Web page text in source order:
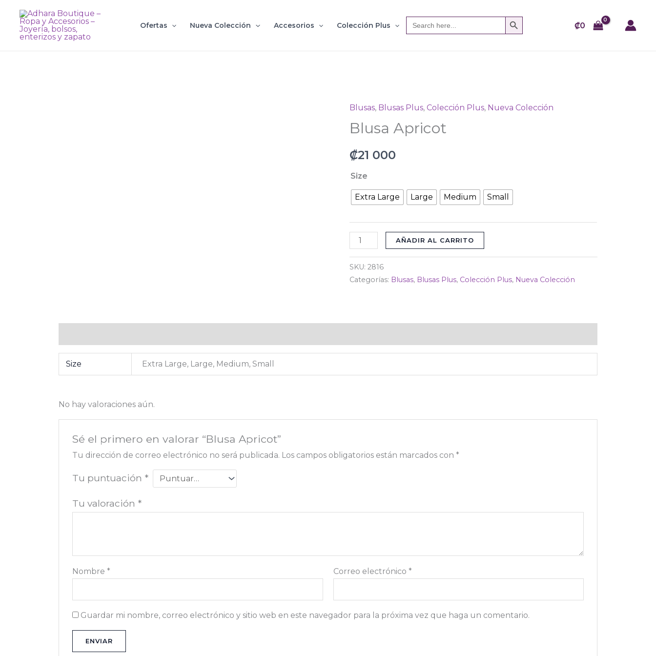
contenido
Ofertas Nueva Colección Accesorios Colección Plus
Search
for:
SEARCH BUTTON
₡0
Blusas, Blusas Plus,Colección Plus, Nueva Colección
Blusa Apricot
₡21 000
Size
Extra Large Large Medium Small
Blusa
Apricot
AÑADIR AL CARRITO
SKU:2816
Categorías: Blusas, Blusas Plus, Colección Plus, Nueva Colección
Size Extra Large, Large, Medium, Small
No hay valoraciones aún.
Sé el primero en valorar “Blusa Apricot”
Tu dirección de correo electrónico no será publicada. Los campos obligatorios están marcados con *
Tu puntuación *
Tu valoración *
Nombre * Correo electrónico *
Guardar mi nombre, correo electrónico y sitio web en este navegador para la próxima vez que haga un comentario.